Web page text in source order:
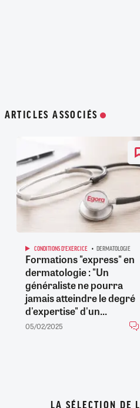
ARTICLES ASSOCIÉS
CONDITIONS D'EXERCICE DERMATOLOGIE
Formations "express" en
dermatologie : "Un
généraliste ne pourra
jamais atteindre le degré
d'expertise" d'un...
05/02/2025